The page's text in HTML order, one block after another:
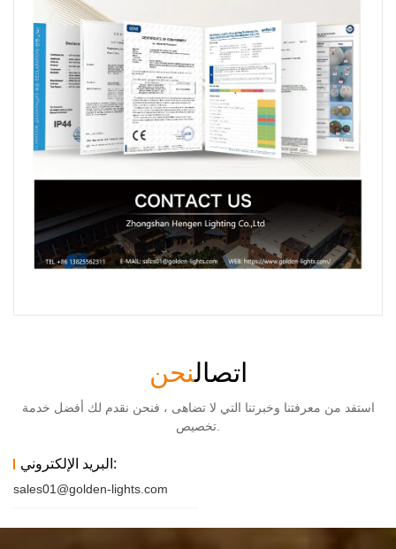
اتصالنحن
استفد من معرفتنا وخبرتنا التي لا تضاهى ، فنحن نقدم لك أفضل خدمة
البريد الإلكتروني:
sales01@golden-lights.com